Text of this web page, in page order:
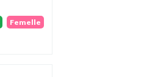
Femelle